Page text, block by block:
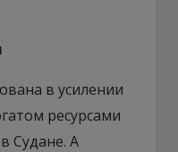
в усилении
ресурсами
Судане. А